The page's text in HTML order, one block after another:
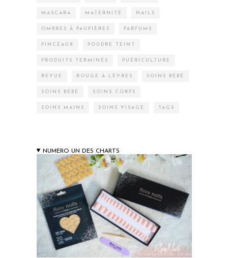
MASCARA MATERNITÉ NAILS
OMBRES À PAUPIÈRES PARFUMS
PINCEAUX POUDRE TEINT
PRODUITS TERMINÉS PUÉRICULTURE
REVUE ROUGE À LÈVRES SOINS BÉBÉ
SOINS BÉBÉ SOINS CORPS
SOINS MAINS SOINS VISAGE TAGS
NUMERO UN DES CHARTS